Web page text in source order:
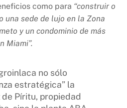
como para “construir o
una sede de lujo en la Zona
y un condominio de más
Miami”.
no sólo
estratégica” la
Píritu, propiedad